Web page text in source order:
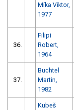
Míka Viktor,
1977
36.
Filipi
Robert,
1964
37.
Buchtel
Martin,
1982
Kubeš